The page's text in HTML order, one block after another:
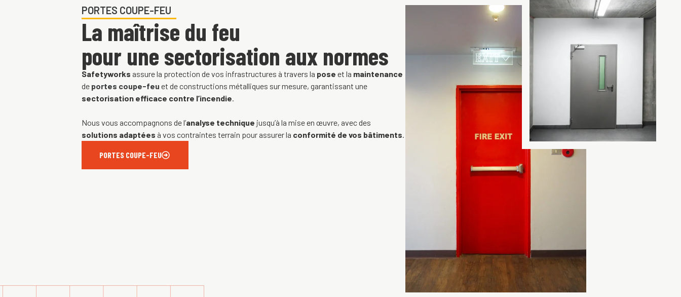
PORTES COUPE-FEU
La maîtrise du feu
pour une sectorisation aux normes
Safetyworks assure la protection de vos infrastructures à travers la pose et la maintenance
de portes coupe-feu et de constructions métalliques sur mesure, garantissant une
sectorisation efficace contre l’incendie
Nous vous accompagnons de l’analyse technique jusqu’à la mise en œuvre, avec des
solutions adaptées à vos contraintes terrain pour assurer la conformité de vos bâtiments
PORTES COUPE-FEU